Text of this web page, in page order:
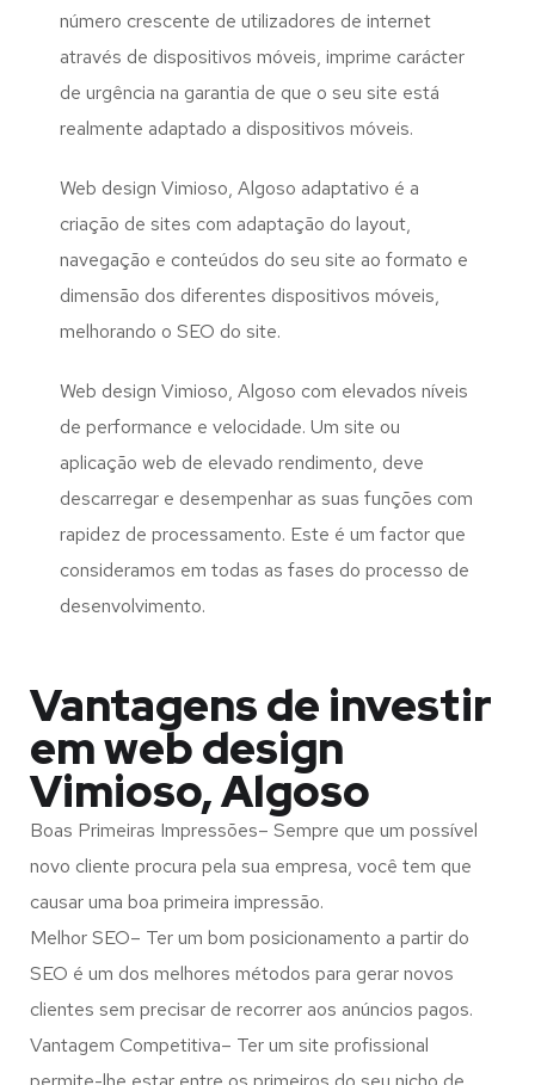
número crescente de utilizadores de internet
através de dispositivos móveis, imprime carácter
de urgência na garantia de que o seu site está
realmente adaptado a dispositivos móveis.
Web design Vimioso, Algoso adaptativo é a
criação de sites com adaptação do layout,
navegação e conteúdos do seu site ao formato e
dimensão dos diferentes dispositivos móveis,
melhorando o SEO do site.
Web design Vimioso, Algoso com elevados níveis
de performance e velocidade. Um site ou
aplicação web de elevado rendimento, deve
descarregar e desempenhar as suas funções com
rapidez de processamento. Este é um factor que
consideramos em todas as fases do processo de
desenvolvimento.
Vantagens de investir
em web design
Vimioso, Algoso
Boas Primeiras Impressões– Sempre que um possível
novo cliente procura pela sua empresa, você tem que
causar uma boa primeira impressão.
Melhor SEO– Ter um bom posicionamento a partir do
SEO é um dos melhores métodos para gerar novos
clientes sem precisar de recorrer aos anúncios pagos.
Vantagem Competitiva– Ter um site profissional